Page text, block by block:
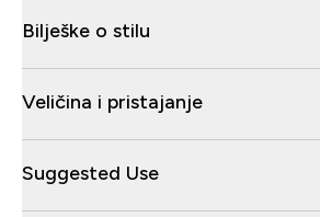
Bilješke o stilu
Veličina i pristajanje
Suggested Use